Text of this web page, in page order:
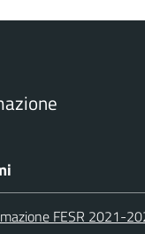
FESR 2021-